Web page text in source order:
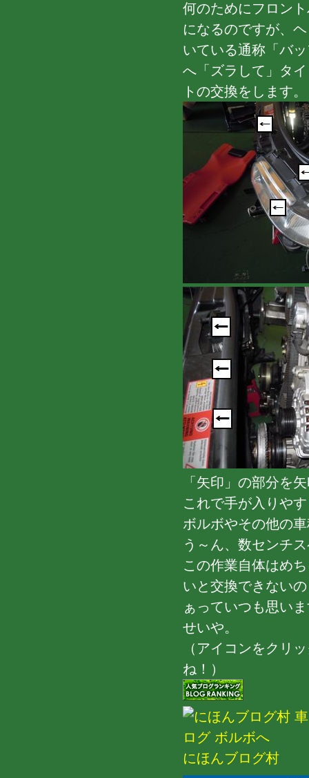
何のためにフロン
になるのですが、
いている通称「バ
へ「ズラして」タ
トの交換をします。
「矢印」の部分を
これで手が入りや
ボルボやその他の
う～ん、数センチ
この作業自体はめ
いと交換できない
ぁっていつも思い
せいや。
（アイコンをクリ
ね！）
にほんブログ村